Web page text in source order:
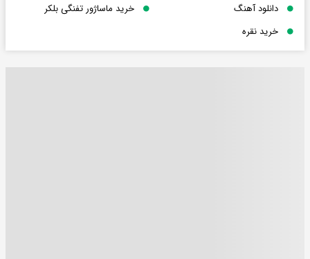
دانلود آهنگ
خرید ماساژور تفنگی بلکر
خرید نقره